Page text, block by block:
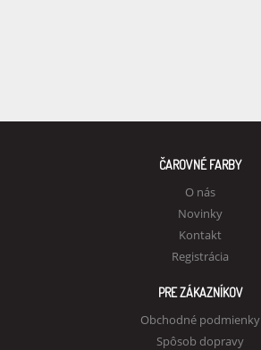
ČAROVNÉ FARBY
O nás
Novinky
Kontakt
Registrácia
PRE ZÁKAZNÍKOV
Obchodné podmienky
Spôsob dopravy